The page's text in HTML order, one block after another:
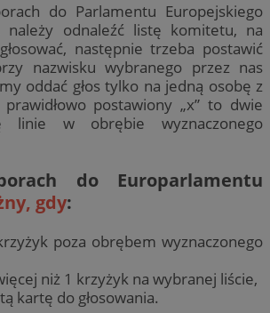
do Parlamentu Europejskiego
należy odnaleźć listę komitetu, na
następnie trzeba postawić
nazwisku wybranego przez nas
oddać głos tylko na jedną osobę z
postawiony „x” to dwie
linie w obrębie wyznaczonego
do Europarlamentu
gdy:
poza obrębem wyznaczonego
niż 1 krzyżyk na wybranej liście,
kartę do głosowania.